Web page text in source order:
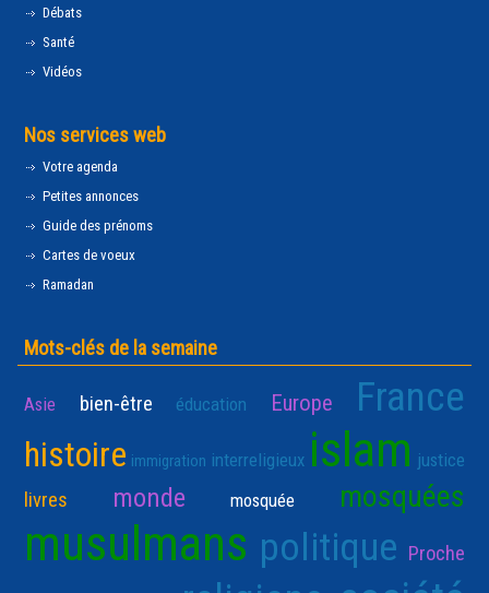
Débats
Santé
Vidéos
Nos services web
Votre agenda
Petites annonces
Guide des prénoms
Cartes de voeux
Ramadan
Mots-clés de la semaine
Asie bien-être éducation Europe France
histoire immigration interreligieux islam justice
livres monde mosquée mosquées
musulmans politique Proche